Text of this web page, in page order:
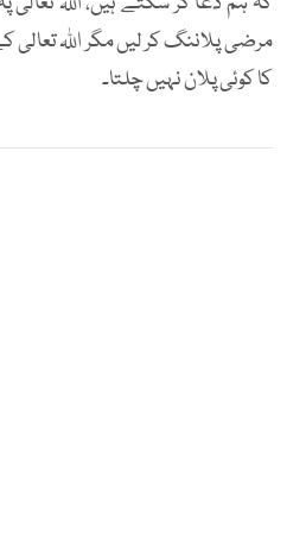
مرضی پلاننگ کر لیں مگر اللہ
کا کوئی پلان نہیں چلتا۔